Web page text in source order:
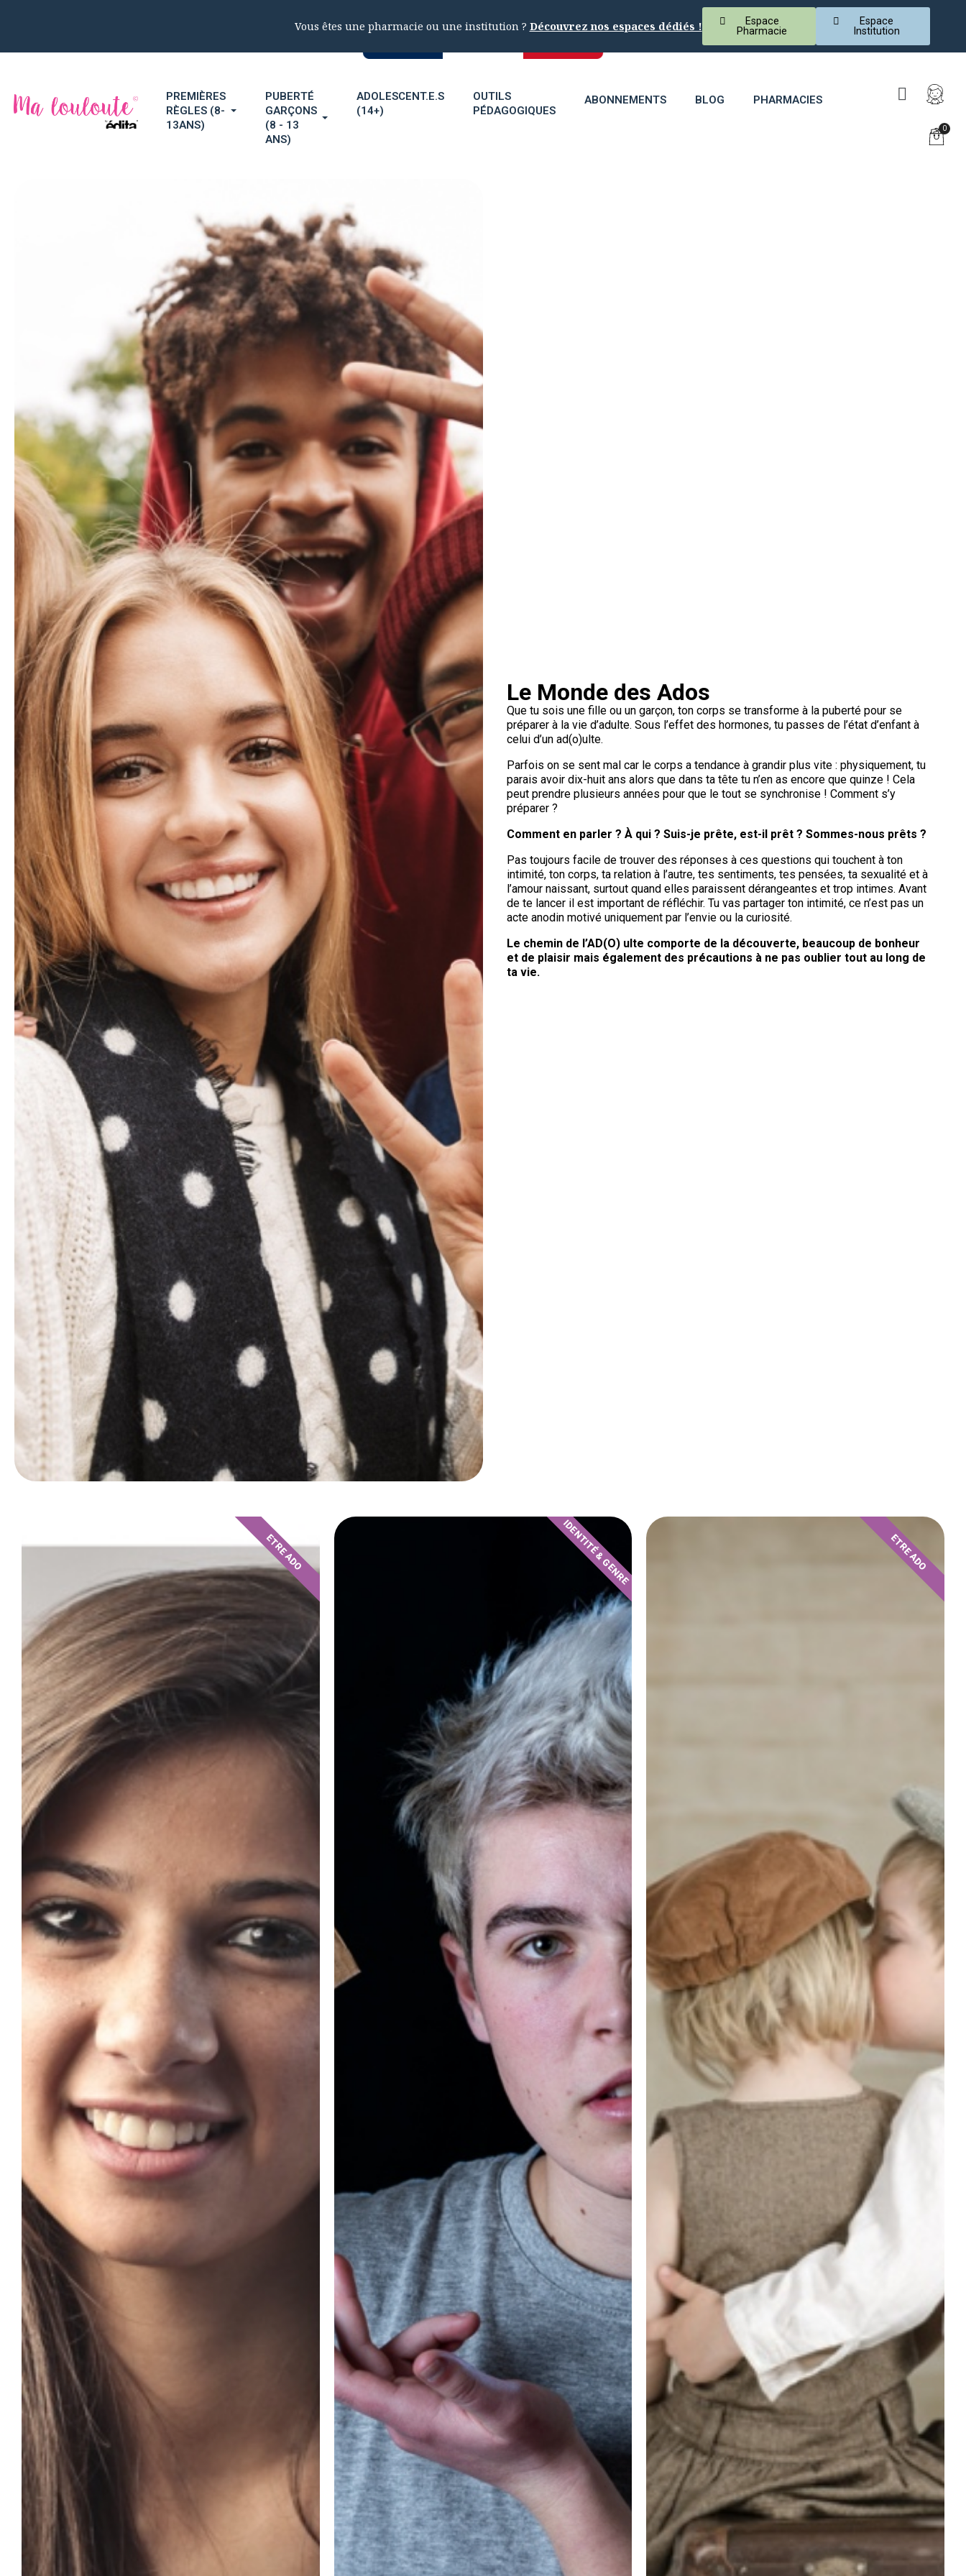
Vous êtes une pharmacie ou une institution ? Découvrez nos espaces dédiés !
Espace
Pharmacie
Espace
Institution
PREMIÈRES
RÈGLES (8-
13ANS)
PUBERTÉ
GARÇONS
(8 - 13
ANS)
ADOLESCENT.E.S
(14+)
OUTILS
PÉDAGOGIQUES
ABONNEMENTS BLOG PHARMACIES
Le Monde des Ados
Que tu sois une fille ou un garçon, ton corps se transforme à la puberté pour se
préparer à la vie d’adulte. Sous l’effet des hormones, tu passes de l’état d’enfant à
celui d’un ad(o)ulte.
Parfois on se sent mal car le corps a tendance à grandir plus vite : physiquement, tu
parais avoir dix-huit ans alors que dans ta tête tu n’en as encore que quinze ! Cela
peut prendre plusieurs années pour que le tout se synchronise ! Comment s’y
préparer ?
Comment en parler ? À qui ? Suis-je prête, est-il prêt ? Sommes-nous prêts ?
Pas toujours facile de trouver des réponses à ces questions qui touchent à ton
intimité, ton corps, ta relation à l’autre, tes sentiments, tes pensées, ta sexualité et à
l’amour naissant, surtout quand elles paraissent dérangeantes et trop intimes. Avant
de te lancer il est important de réfléchir. Tu vas partager ton intimité, ce n’est pas un
acte anodin motivé uniquement par l’envie ou la curiosité.
Le chemin de l’AD(O) ulte comporte de la découverte, beaucoup de bonheur
et de plaisir mais également des précautions à ne pas oublier tout au long de
ta vie.
ETRE ADO IDENTITÉ & GENRE ETRE ADO